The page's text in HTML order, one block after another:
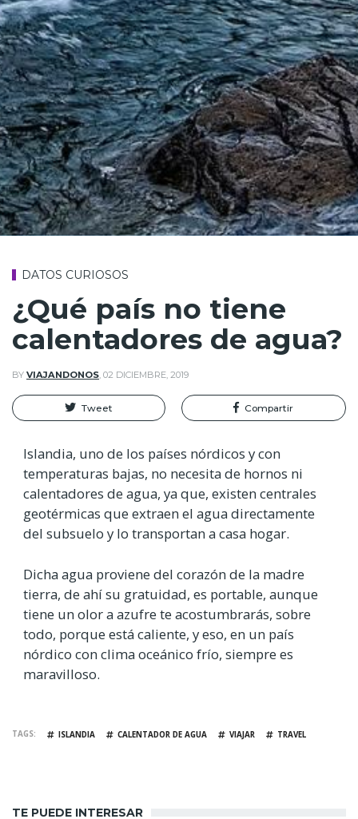
DATOS CURIOSOS
¿Qué país no tiene
calentadores de agua?
BY VIAJANDONOS 02 DICIEMBRE, 2019
Tweet Compartir
Islandia, uno de los países nórdicos y con
temperaturas bajas, no necesita de hornos ni
calentadores de agua, ya que, existen centrales
geotérmicas que extraen el agua directamente
del subsuelo y lo transportan a casa hogar.
Dicha agua proviene del corazón de la madre
tierra, de ahí su gratuidad, es portable, aunque
tiene un olor a azufre te acostumbrarás, sobre
todo, porque está caliente, y eso, en un país
nórdico con clima oceánico frío, siempre es
maravilloso.
TAGS ISLANDIA CALENTADOR DE AGUA VIAJAR TRAVEL
TE PUEDE INTERESAR